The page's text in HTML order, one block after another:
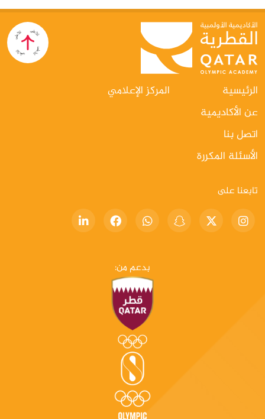
الرئيسية
عن الأكاديمية
اتصل بنا
الأسئلة المكررة
المركز الإعلامي
تابعنا على
بدعم من: